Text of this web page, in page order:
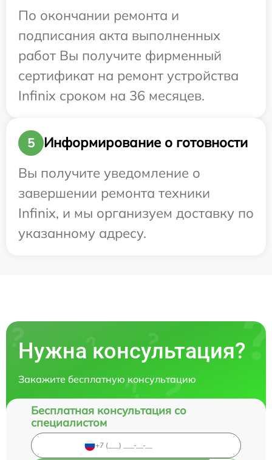
По окончании ремонта и
подписания акта выполненных
работ Вы получите фирменный
сертификат на ремонт устройства
Infinix сроком на 36 месяцев.
5
Информирование о готовности
Вы получите уведомление о
завершении ремонта техники
Infinix, и мы организуем доставку по
указанному адресу.
Нужна консультация?
Закажите бесплатную консультацию
Бесплатная консультация со
специалистом